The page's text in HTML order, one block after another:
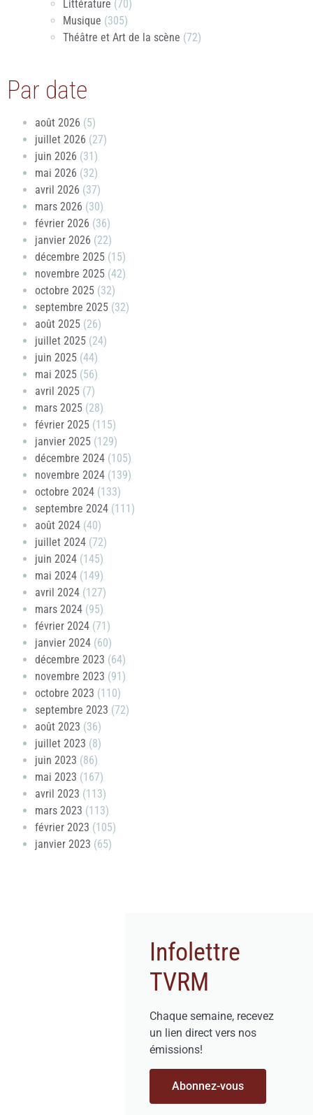
Littérature (70)
Musique (305)
Théâtre et Art de la scène (72)
Par date
août 2026 (5)
juillet 2026 (27)
juin 2026 (31)
mai 2026 (32)
avril 2026 (37)
mars 2026 (30)
février 2026 (36)
janvier 2026 (22)
décembre 2025 (15)
novembre 2025 (42)
octobre 2025 (32)
septembre 2025 (32)
août 2025 (26)
juillet 2025 (24)
juin 2025 (44)
mai 2025 (56)
avril 2025 (7)
mars 2025 (28)
février 2025 (115)
janvier 2025 (129)
décembre 2024 (105)
novembre 2024 (139)
octobre 2024 (133)
septembre 2024 (111)
août 2024 (40)
juillet 2024 (72)
juin 2024 (145)
mai 2024 (149)
avril 2024 (127)
mars 2024 (95)
février 2024 (71)
janvier 2024 (60)
décembre 2023 (64)
novembre 2023 (91)
octobre 2023 (110)
septembre 2023 (72)
août 2023 (36)
juillet 2023 (8)
juin 2023 (86)
mai 2023 (167)
avril 2023 (113)
mars 2023 (113)
février 2023 (105)
janvier 2023 (65)
Infolettre
TVRM
Chaque semaine, recevez
un lien direct vers nos
émissions!
Abonnez-vous